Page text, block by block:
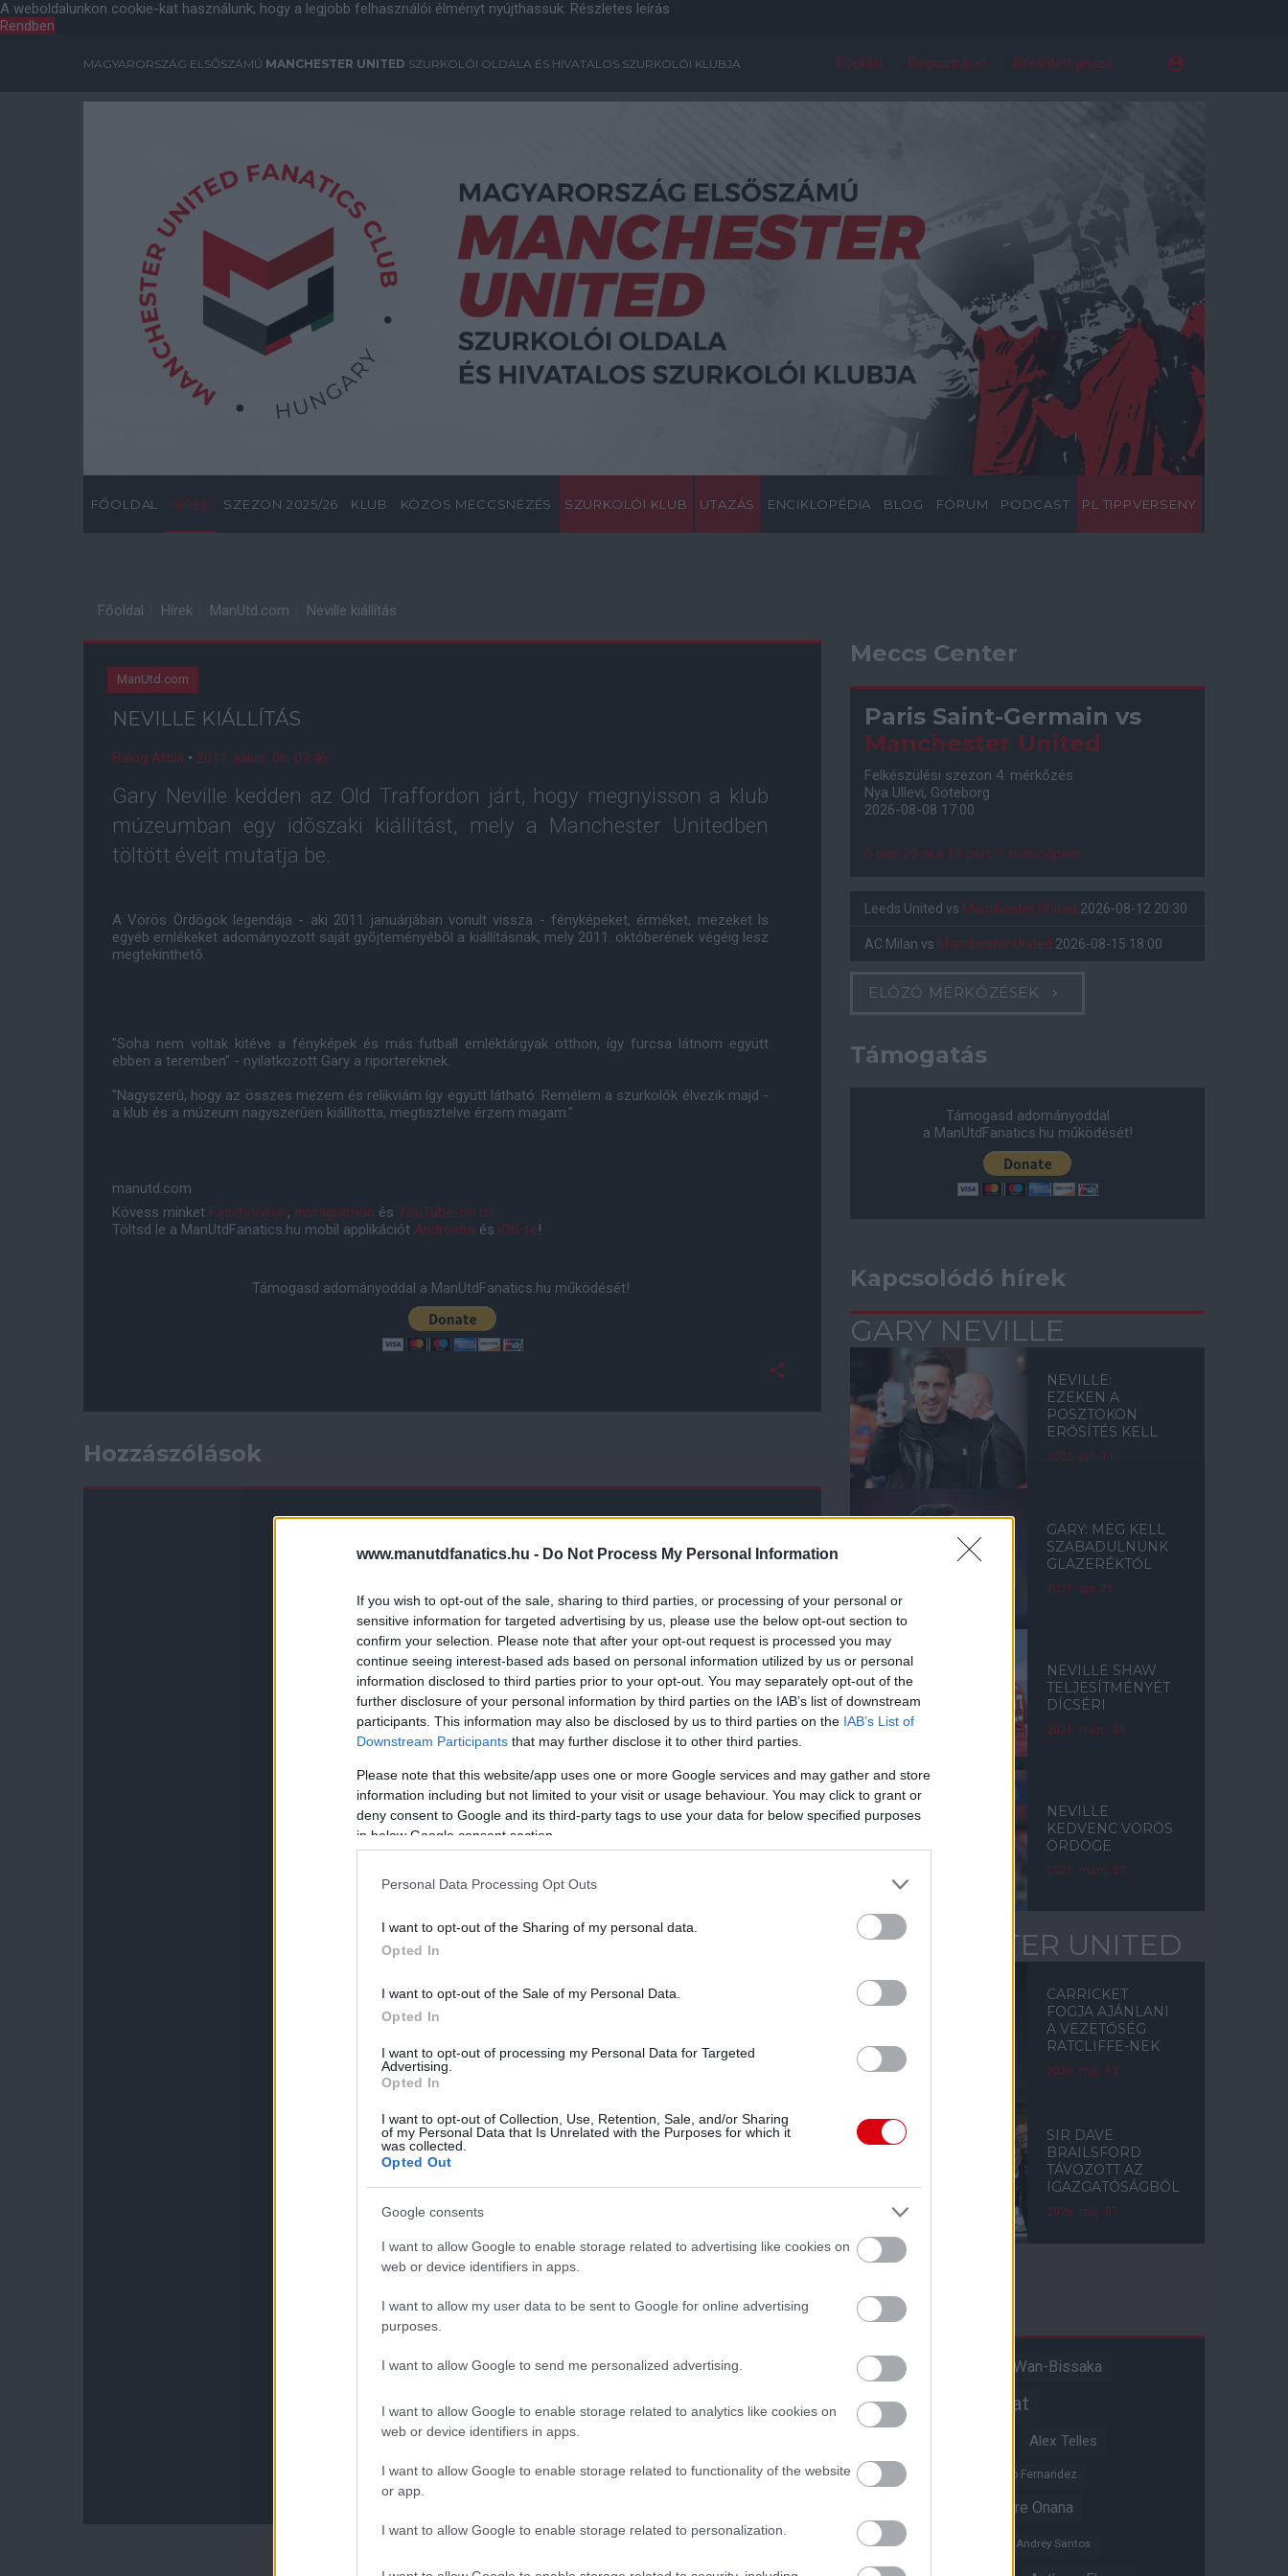
www.manutdfanatics.hu - Do Not Process My Personal Information
If you wish to opt-out of the sale, sharing to third parties, or processing of your personal or
sensitive information for targeted advertising by us, please use the below opt-out section to
confirm your selection. Please note that after your opt-out request is processed you may
continue seeing interest-based ads based on personal information utilized by us or personal
information disclosed to third parties prior to your opt-out. You may separately opt-out of the
further disclosure of your personal information by third parties on the IAB’s list of downstream
participants. This information may also be disclosed by us to third parties on the IAB’s List of
Downstream Participants that may further disclose it to other third parties.
Please note that this website/app uses one or more Google services and may gather and store
information including but not limited to your visit or usage behaviour. You may click to grant or
deny consent to Google and its third-party tags to use your data for below specified purposes
in below Google consent section.
Personal Data Processing Opt Outs
I want to opt-out of the Sharing of my personal data.
Opted In
I want to opt-out of the Sale of my Personal Data.
Opted In
I want to opt-out of processing my Personal Data for Targeted
Advertising.
Opted In
I want to opt-out of Collection, Use, Retention, Sale, and/or Sharing
of my Personal Data that Is Unrelated with the Purposes for which it
was collected.
Opted Out
Google consents
I want to allow Google to enable storage related to advertising like cookies on
web or device identifiers in apps.
I want to allow my user data to be sent to Google for online advertising
purposes.
I want to allow Google to send me personalized advertising.
I want to allow Google to enable storage related to analytics like cookies on
web or device identifiers in apps.
I want to allow Google to enable storage related to functionality of the website
or app.
I want to allow Google to enable storage related to personalization.
A weboldalunkon cookie-kat használunk, hogy a legjobb felhasználói élményt nyújthassuk. Részletes leírás
Rendben
MAGYARORSZÁG ELSŐSZÁMÚ MANCHESTER UNITED SZURKOLÓI OLDALA ÉS HIVATALOS SZURKOLÓI KLUBJA Főoldal Regisztráció Elfelejtett jelszó
FŐOLDAL HÍREK SZEZON 2025/26 KLUB KÖZÖS MECCSNÉZÉS SZURKOLÓI KLUB UTAZÁS ENCIKLOPÉDIA BLOG FÓRUM PODCAST PL TIPPVERSENY
Főoldal Hírek ManUtd.com Neville kiállítás
ManUtd.com
NEVILLE KIÁLLÍTÁS
Balog Attila • 2011. július. 06. 07:46
Gary Neville kedden az Old Traffordon járt, hogy megnyisson a klub
múzeumban egy idõszaki kiállítást, mely a Manchester Unitedben
töltött éveit mutatja be.
A Vörös Ördögök legendája - aki 2011 januárjában vonult vissza - fényképeket, érméket, mezeket ls
egyéb emlékeket adományozott saját gyõjteményébõl a kiállításnak, mely 2011. októberének végéig lesz
megtekinthetõ.
"Soha nem voltak kitéve a fényképek és más futball emléktárgyak otthon, így furcsa látnom együtt
ebben a teremben" - nyilatkozott Gary a riportereknek.
"Nagyszerû, hogy az összes mezem és relikviám így együtt látható. Remélem a szurkolók élvezik majd -
a klub és a múzeum nagyszerûen kiállította, megtisztelve érzem magam."
manutd.com
Kövess minket Facebookon, Instagramon és YouTube-on is!
Töltsd le a ManUtdFanatics.hu mobil applikációt Androidra és iOS-re!
Támogasd adományoddal a ManUtdFanatics.hu működését!
Hozzászólások
Meccs Center
Paris Saint-Germain vs
Manchester United
Felkészülési szezon 4. mérkőzés
Nya Ullevi, Göteborg
2026-08-08 17:00
0 nap 20 óra 13 perc 0 másodperc
Leeds United vs Manchester United 2026-08-12 20:30
AC Milan vs Manchester United 2026-08-15 18:00
ELŐZŐ MÉRKŐZÉSEK
Támogatás
Támogasd adományoddal
a ManUtdFanatics.hu működését!
Kapcsolódó hírek
GARY NEVILLE
NEVILLE:
EZEKEN A
POSZTOKON
ERŐSÍTÉS KELL
2022. jún. 11.
GARY: MEG KELL
SZABADULNUNK
GLAZERÉKTŐL
2021. ápr. 21.
NEVILLE SHAW
TELJESÍTMÉNYÉT
DÍCSÉRI
2021. márc. 09.
NEVILLE
KEDVENC VÖRÖS
ÖRDÖGE
2021. márc. 03.
MANCHESTER UNITED
CARRICKET
FOGJA AJÁNLANI
A VEZETŐSÉG
RATCLIFFE-NEK
2026. máj. 13.
SIR DAVE
BRAILSFORD
TÁVOZOTT AZ
IGAZGATÓSÁGBÓL
2026. máj. 07.
Címkék
A hangadó Aaron Wan-Bissaka
Akadémiai csapat
Alex Telles
Altay Bayindir Alvaro Fernandez
Andre Onana
Andreas Pereira
Andrey Santos